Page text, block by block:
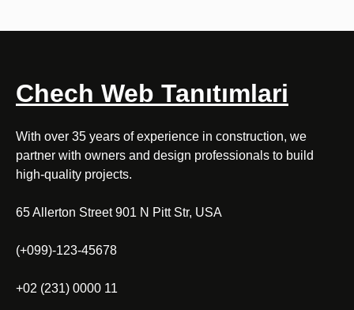
Chech Web Tanıtımlari
With over 35 years of experience in construction, we
partner with owners and design professionals to build
high-quality projects.
65 Allerton Street 901 N Pitt Str, USA
(+099)-123-45678
+02 (231) 0000 11